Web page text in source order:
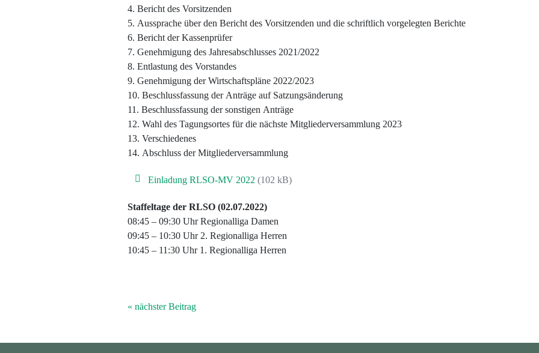
4. Bericht des Vorsitzenden
5. Aussprache über den Bericht des Vorsitzenden und die schriftlich vorgelegten Berichte
6. Bericht der Kassenprüfer
7. Genehmigung des Jahresabschlusses 2021/2022
8. Entlastung des Vorstandes
9. Genehmigung der Wirtschaftspläne 2022/2023
10. Beschlussfassung der Anträge auf Satzungsänderung
11. Beschlussfassung der sonstigen Anträge
12. Wahl des Tagungsortes für die nächste Mitgliederversammlung 2023
13. Verschiedenes
14. Abschluss der Mitgliederversammlung
Einladung RLSO-MV 2022 (102 kB)
Staffeltage der RLSO (02.07.2022)
08:45 – 09:30 Uhr Regionalliga Damen
09:45 – 10:30 Uhr2. Regionalliga Herren
10:45 – 11:30 Uhr 1. Regionalliga Herren
« nächster Beitrag